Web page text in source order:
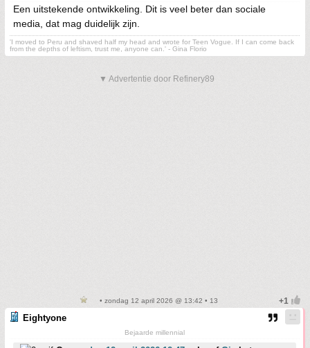
Een uitstekende ontwikkeling. Dit is veel beter dan sociale
media, dat mag duidelijk zijn.
'I moved to Peru and shaved half my head and wrote for Teen Vogue. If I can come back
from the depths of leftism, trust me, anyone can.' - Gina Florio
▼ Advertentie door Refinery89
• zondag 12 april 2026 @ 13:42 • 13
Eightyone
Bejaarde millennial